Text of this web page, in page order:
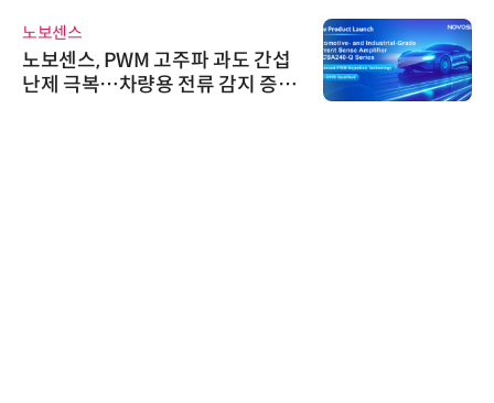
노보센스
노보센스, PWM 고주파 과도 간섭
난제 극복…차량용 전류 감지 증폭